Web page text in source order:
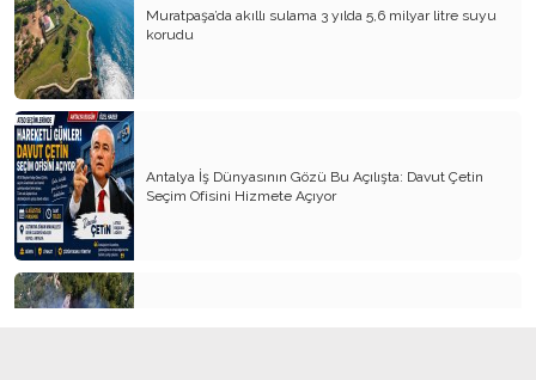
Avm’ler Sinek Avlıyor
Hangi Gazetecilerin Günü?
Çok Para, Çok Bela
Geçen Yıldan Akılda Kalanlar
Yeni Yıl Duam
Çağımızın Hastalığı Madde Bağımlılığı
Yürek Burkan İsyanlarım
Muratpaşa’da akıllı sulama 3 yılda 5,6 milyar litre suyu
korudu
Antalya İş Dünyasının Gözü Bu Açılışta: Davut Çetin
Seçim Ofisini Hizmete Açıyor